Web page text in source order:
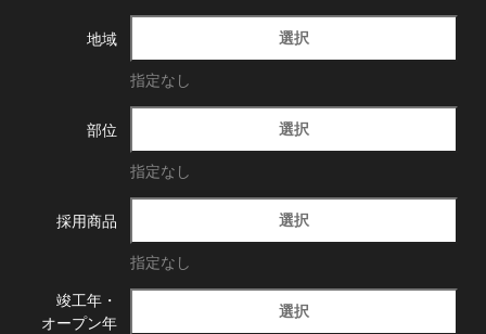
地域 選択
指定なし
部位 選択
指定なし
採用商品 選択
指定なし
竣工年・
オープン年
選択